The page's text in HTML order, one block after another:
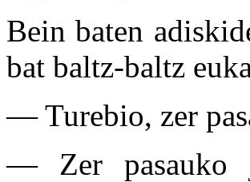
Bein baten
bat baltz-baltz
— Turebio, zer
— Zer pasauko